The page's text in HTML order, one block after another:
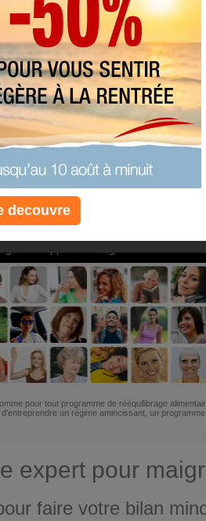
maigrir et être bien dans sa
PLUS
SANTÉ
PLUS
COACHING
le régime gratuit
pour tout programme de rééquilibrage
un régime amincissant, un
expert pour
faire votre bilan
decouvre